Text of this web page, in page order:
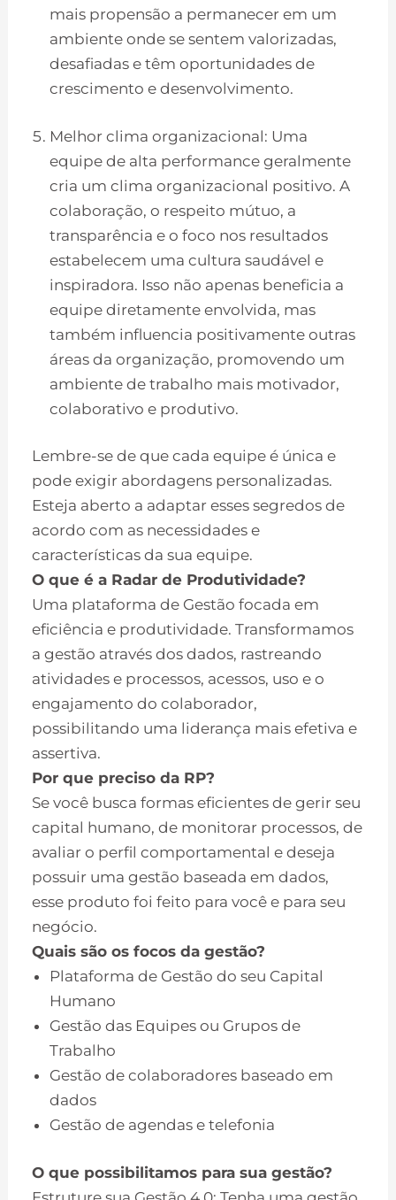
mais propensão a permanecer em um
ambiente onde se sentem valorizadas,
desafiadas e têm oportunidades de
crescimento e desenvolvimento.
Melhor clima organizacional: Uma
equipe de alta performance geralmente
cria um clima organizacional positivo. A
colaboração, o respeito mútuo, a
transparência e o foco nos resultados
estabelecem uma cultura saudável e
inspiradora. Isso não apenas beneficia a
equipe diretamente envolvida, mas
também influencia positivamente outras
áreas da organização, promovendo um
ambiente de trabalho mais motivador,
colaborativo e produtivo.
Lembre-se de que cada equipe é única e
pode exigir abordagens personalizadas.
Esteja aberto a adaptar esses segredos de
acordo com as necessidades e
características da sua equipe.
O que é a Radar de Produtividade?
Uma plataforma de Gestão focada em
eficiência e produtividade. Transformamos
a gestão através dos dados, rastreando
atividades e processos, acessos, uso e o
engajamento do colaborador,
possibilitando uma liderança mais efetiva e
assertiva.
Por que preciso da RP?
Se você busca formas eficientes de gerir seu
capital humano, de monitorar processos, de
avaliar o perfil comportamental e deseja
possuir uma gestão baseada em dados,
esse produto foi feito para você e para seu
negócio.
Quais são os focos da gestão?
Plataforma de Gestão do seu Capital
Humano
Gestão das Equipes ou Grupos de
Trabalho
Gestão de colaboradores baseado em
dados
Gestão de agendas e telefonia
O que possibilitamos para sua gestão?